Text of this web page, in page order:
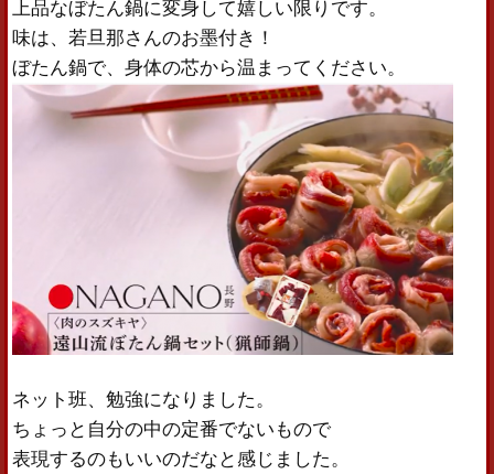
上品なぼたん鍋に変身して嬉しい限りです。
味は、若旦那さんのお墨付き！
ぼたん鍋で、身体の芯から温まってください。
ネット班、勉強になりました。
ちょっと自分の中の定番でないもので
表現するのもいいのだなと感じました。